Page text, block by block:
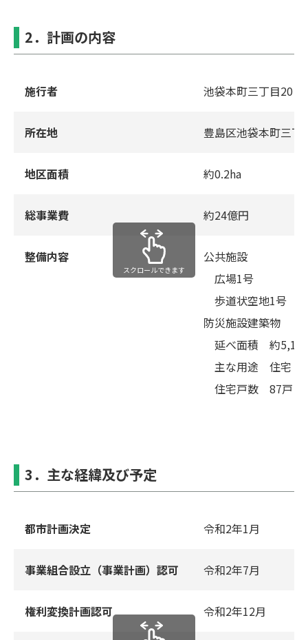
2．計画の内容
施⾏者 池袋本町三丁⽬20
所在地 豊島区池袋本町三丁
地区⾯積 約0.2ha
総事業費 約24億円
整備内容
公共施設
広場1号
歩道状空地1号
防災施設建築物
延べ⾯積 約
主な⽤途 住宅
住宅⼾数 87⼾
スクロールできます
3．主な経緯及び予定
都市計画決定 令和2年1⽉
事業組合設⽴（事業計画）認可 令和2年7⽉
権利変換計画認可 令和2年12⽉